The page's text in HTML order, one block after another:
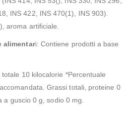
INS 422, INS 470(1), INS 903).
aroma artificiale.
alimentari: Contiene prodotti a base
totale 10 kilocalorie *Percentuale
Grassi totali, proteine ​​0
guscio 0 g, sodio 0 mg.